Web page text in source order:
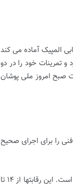
المپیک آماده می کند
ملی فوتبال آغاز کرد و تمرینات خود را در دو
صبح امروز ملی پوشان
را برای اجرای صحیح
گفتنی است، تیم ملی فوتبال کشورمان در در گروه B با تیم های میانمار، بنگلادش و مالدیو همگروه است. این رقابتها از 14 تا